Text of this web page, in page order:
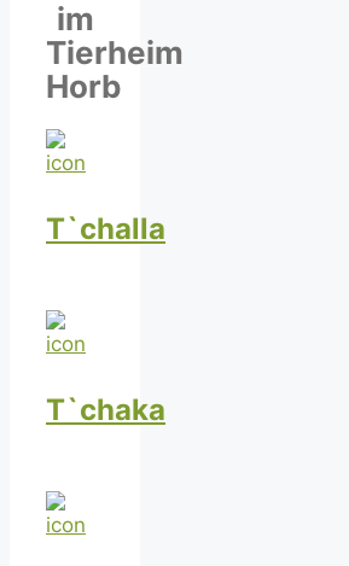
im
Tierheim
Horb
T`challa
T`chaka